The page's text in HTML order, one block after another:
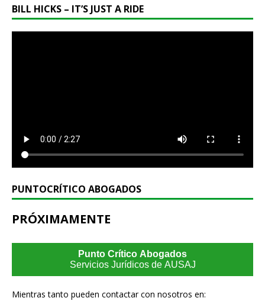
BILL HICKS – IT’S JUST A RIDE
PUNTOCRÍTICO ABOGADOS
PRÓXIMAMENTE
Punto Crítico Abogados
Servicios Jurídicos de AUSAJ
Mientras tanto pueden contactar con nosotros en: